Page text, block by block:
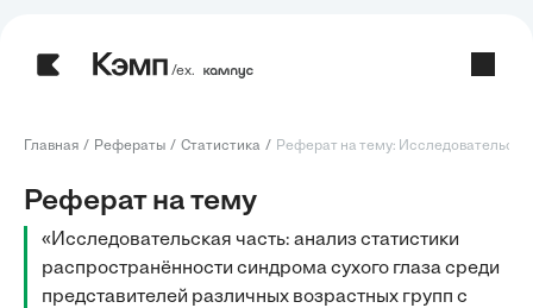
/ех.
Главная Рефераты Статистика Реферат на тему:
Реферат на тему
«Исследовательская часть: анализ статистики
распространённости синдрома сухого глаза среди
представителей различных возрастных групп с